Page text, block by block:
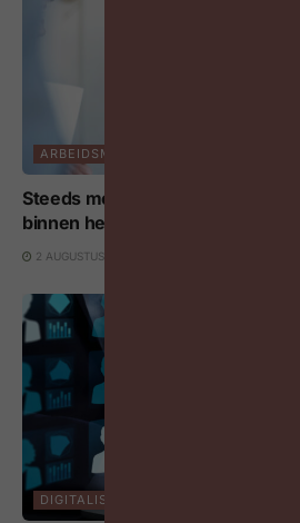
ARBEIDSMARKT
Steeds meer
binnen het eerste jaar
2 AUGUSTUS 2026
DIGITALISERING EN AI